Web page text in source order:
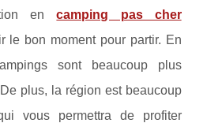
encamping pas cher
le bon moment pour partir. En
sont beaucoup plus
plus, la région est beaucoup
vous permettra de profiter